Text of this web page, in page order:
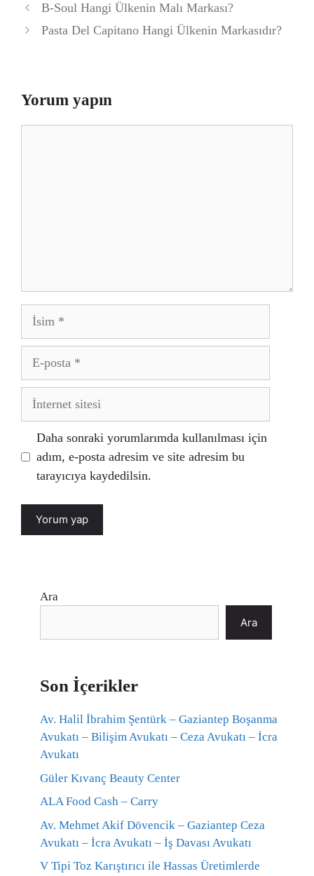
B-Soul Hangi Ülkenin Malı Markası?
Pasta Del Capitano Hangi Ülkenin Markasıdır?
Yorum yapın
İsim
posta
İnternet
Daha sonraki yorumlarımda kullanılması için
adım, e-posta adresim ve site adresim bu
tarayıcıya kaydedilsin.
Ara
Ara
Son İçerikler
Av. Halil İbrahim Şentürk – Gaziantep Boşanma
Avukatı – Bilişim Avukatı – Ceza Avukatı – İcra
Avukatı
Güler Kıvanç Beauty Center
ALA Food Cash – Carry
Av. Mehmet Akif Dövencik – Gaziantep Ceza
Avukatı – İcra Avukatı – İş Davası Avukatı
V Tipi Toz Karıştırıcı ile Hassas Üretimlerde